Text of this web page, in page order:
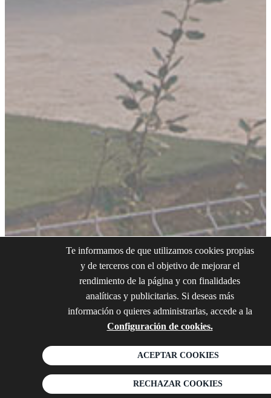
Te informamos de que utilizamos cookies propias
y de terceros con el objetivo de mejorar el
rendimiento de la página y con finalidades
analíticas y publicitarias. Si deseas más
información o quieres administrarlas, accede a la
Configuración de cookies.
ACEPTAR COOKIES
RECHAZAR COOKIES